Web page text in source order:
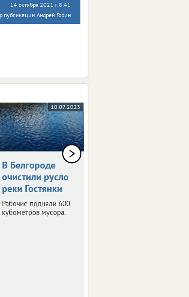
14 октября 2021 г. 8:41
публикации Андрей Горин
10.07.2023
В Белгороде
очистили русло
реки Гостянки
Рабочие подняли 600
кубометров мусора.